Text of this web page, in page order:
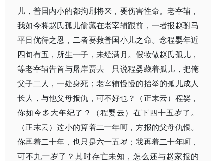
儿，普国内小的都拘刷将来，要伤害性命。老宰辅，
我如今将赵氏孤儿偷藏在老宰辅跟前，一者报赵驸马
平日优待之恩，二者要救普国小儿之命。念程婴年近
四旬有五，所生一子，未经满月。假妆做赵氏孤儿，
等老宰辅告首与屠岸贾去，只说程婴藏着孤儿，把俺
父子二人，一处身死；老宰辅慢慢的抬举的孤儿成人
长大，与他父母报仇，可不好也？（正末云）程婴，
你如今多大年纪了？（程婴云）在下四十五岁了。
（正末云）这小的算着二十年呵，方报的父母仇恨。
你再着二十年，也只是六十五岁；我再着二十年呵，
可不九十岁了？其时存亡未知，怎么还与赵家报的